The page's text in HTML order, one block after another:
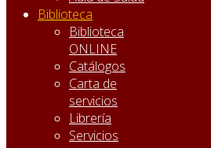
Biblioteca
Biblioteca
ONLINE
Catálogos
Carta de
servicios
Librería
Servicios